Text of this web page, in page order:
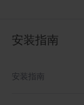
安装指南
安装指南